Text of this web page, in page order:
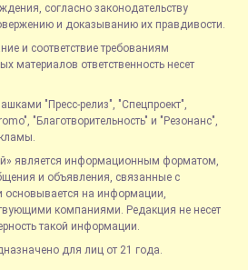
согласно законодательству
и доказыванию их правдивости.
и соответствие требованиям
материалов ответственность несет
"Пресс-релиз", "Спецпроект",
"Благотворительность" и "Резонанс",
является информационным форматом,
и объявления, связанные с
основывается на информации,
компаниями. Редакция не несет
такой информации.
для лиц от 21 года.